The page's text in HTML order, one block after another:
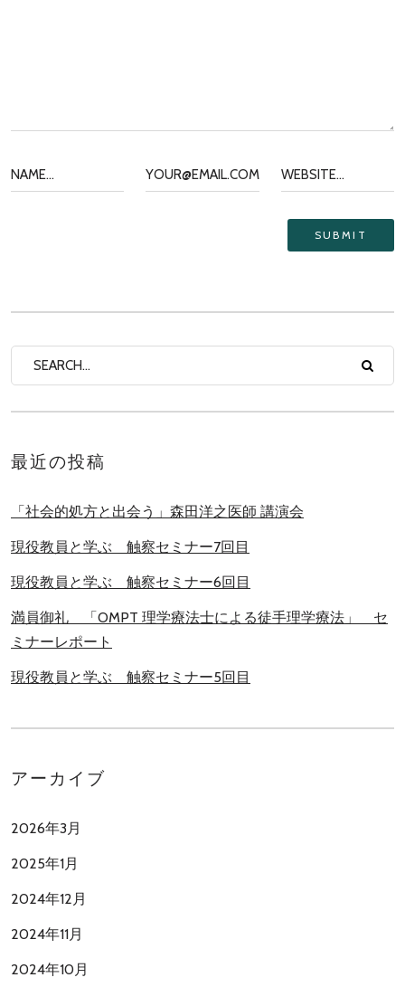
最近の投稿
「社会的処方と出会う」森田洋之医師 講演会
現役教員と学ぶ 触察セミナー7回目
現役教員と学ぶ 触察セミナー6回目
満員御礼 「OMPT 理学療法士による徒手理学療法」 セ
ミナーレポート
現役教員と学ぶ 触察セミナー5回目
アーカイブ
2026年3月
2025年1月
2024年12月
2024年11月
2024年10月